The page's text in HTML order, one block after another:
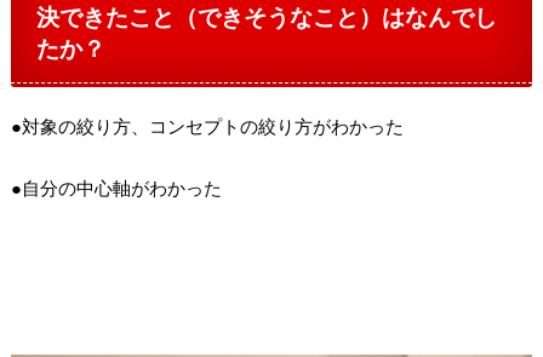
決できたこと（できそうなこと）はなんでし
たか？
●対象の絞り方、コンセプトの絞り方がわかった
●自分の中心軸がわかった